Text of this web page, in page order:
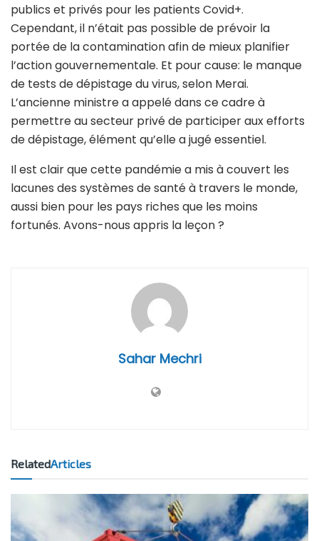
publics et privés pour les patients Covid+.
Cependant, il n’était pas possible de prévoir la
portée de la contamination afin de mieux planifier
l’action gouvernementale. Et pour cause: le manque
de tests de dépistage du virus, selon Merai.
L’ancienne ministre a appelé dans ce cadre à
permettre au secteur privé de participer aux efforts
de dépistage, élément qu’elle a jugé essentiel.
Il est clair que cette pandémie a mis à couvert les
lacunes des systèmes de santé à travers le monde,
aussi bien pour les pays riches que les moins
fortunés. Avons-nous appris la leçon ?
Sahar Mechri
RelatedArticles